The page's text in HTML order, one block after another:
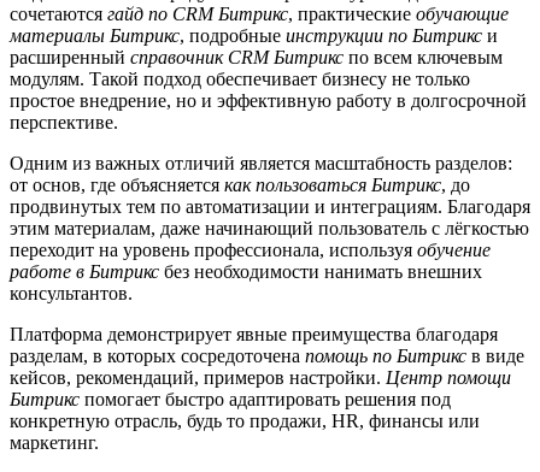
сочетаются гайд по CRM Битрикс, практические обучающие
материалы Битрикс, подробные инструкции по Битрикс и
расширенный справочник CRM Битрикс по всем ключевым
модулям. Такой подход обеспечивает бизнесу не только
простое внедрение, но и эффективную работу в долгосрочной
перспективе.
Одним из важных отличий является масштабность разделов:
от основ, где объясняется как пользоваться Битрикс, до
продвинутых тем по автоматизации и интеграциям. Благодаря
этим материалам, даже начинающий пользователь с лёгкостью
переходит на уровень профессионала, используя обучение
работе в Битрикс без необходимости нанимать внешних
консультантов.
Платформа демонстрирует явные преимущества благодаря
разделам, в которых сосредоточена помощь по Битрикс в виде
кейсов, рекомендаций, примеров настройки. Центр помощи
Битрикс помогает быстро адаптировать решения под
конкретную отрасль, будь то продажи, HR, финансы или
маркетинг.